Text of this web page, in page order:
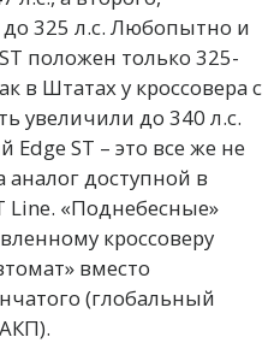
до 325 л.с. Любопытно и
положен только 325-
в Штатах у кроссовера с
увеличили до 340 л.с.
Edge ST – это все же не
доступной в
Line. «Поднебесные»
кроссоверу
вместо
(глобальный